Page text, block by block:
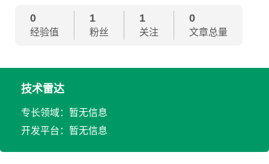
0
经验值
1
粉丝
1
关注
0
文章总量
技术雷达
专长领域：暂无信息
开发平台：暂无信息